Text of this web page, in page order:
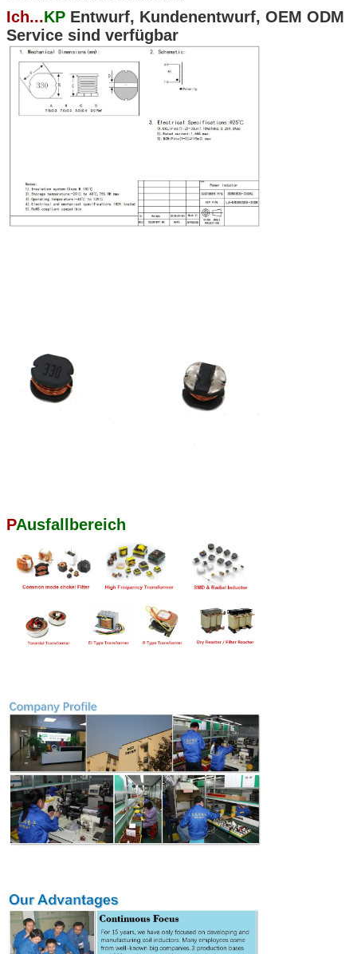
Ich...KP Entwurf, Kundenentwurf, OEM ODM
Service sind verfügbar
PAusfallbereich